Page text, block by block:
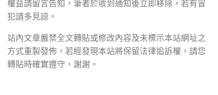
權益請留言告知，筆者於收到通知後立即移除，若有冒
犯請多見諒。
站內文章嚴禁全文轉貼或修改內容及未標示本站網址之
方式重製發佈，若經發現本站將保留法律追訴權，請您
轉貼時確實遵守，謝謝。